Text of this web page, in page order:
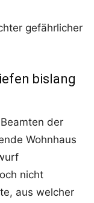
gefährlicher
bislang
der
Wohnhaus
nicht
aus welcher